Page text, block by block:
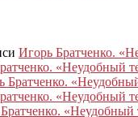
Игорь Братченко.
«Неудобный
Братченко.
«Неудобный
«Неудобный